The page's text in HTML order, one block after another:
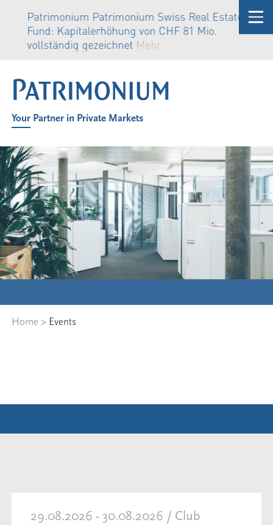
Patrimonium Patrimonium Swiss Real Estate
Fund: Kapitalerhöhung von CHF 81 Mio.
vollständig gezeichnet Mehr
Your Partner in Private Markets
Home > Events
29.08.2026 - 30.08.2026 / Club